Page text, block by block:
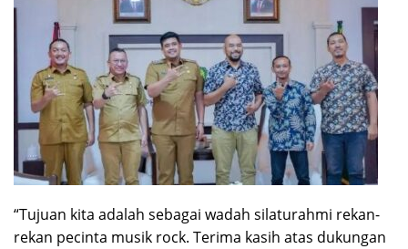
“Tujuan kita adalah sebagai wadah silaturahmi rekan-
rekan pecinta musik rock. Terima kasih atas dukungan